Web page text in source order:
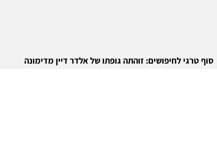
סוף טרגי לחיפושים: זוהתה גופתו של אלדר דיין מדימונה